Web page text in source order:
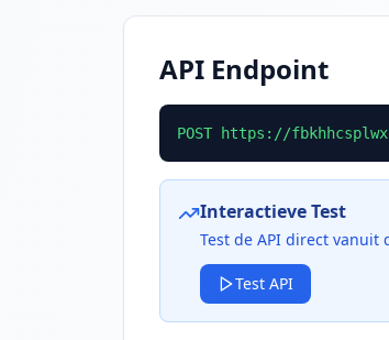
API Endpoint
POST https://
Interactieve Test
Test de API direct vanuit
Test API